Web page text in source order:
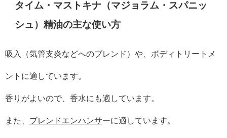
タイム・マストキナ（マジョラム・スパニッ
シュ）精油の主な使い方
吸入（気管支炎などへのブレンド）や、ボディトリートメ
ントに適しています。
香りがよいので、香水にも適しています。
また、 ブレンドエンハンサーに適しています。